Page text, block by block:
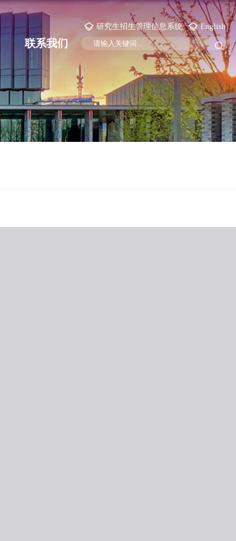
联系我们
研究生招生管理信息系统 English